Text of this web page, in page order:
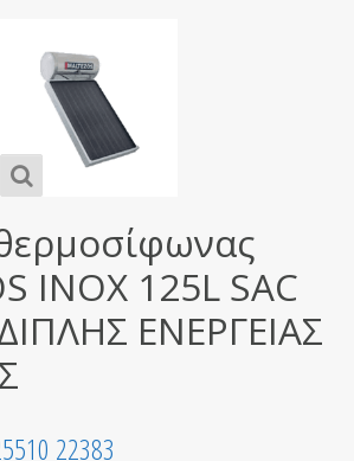
INOX 125L SAC
ΕΝΕΡΓΕΙΑΣ
22383